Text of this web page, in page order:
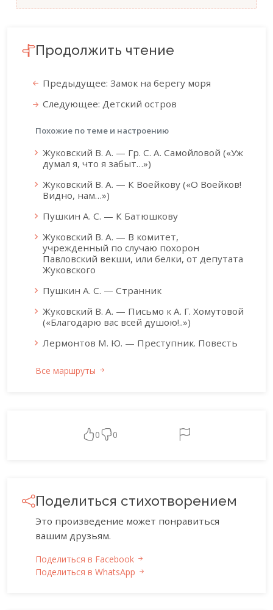
Продолжить чтение
Предыдущее: Замок на берегу моря
Следующее: Детский остров
Похожие по теме и настроению
Жуковский В. А. — Гр. С. А. Самойловой («Уж
думал я, что я забыт…»)
Жуковский В. А. — К Воейкову («О Воейков!
Видно, нам…»)
Пушкин А. С. — К Батюшкову
Жуковский В. А. — В комитет,
учрежденный по случаю похорон
Павловский векши, или белки, от депутата
Жуковского
Пушкин А. С. — Странник
Жуковский В. А. — Письмо к А. Г. Хомутовой
(«Благодарю вас всей душою!..»)
Лермонтов М. Ю. — Преступник. Повесть
Все маршруты
0 0
Поделиться стихотворением
Это произведение может понравиться
вашим друзьям.
Поделиться в Facebook
Поделиться в WhatsApp